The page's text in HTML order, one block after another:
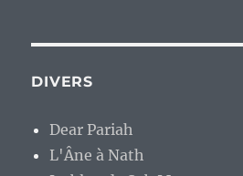
DIVERS
Dear Pariah
L'Âne à Nath